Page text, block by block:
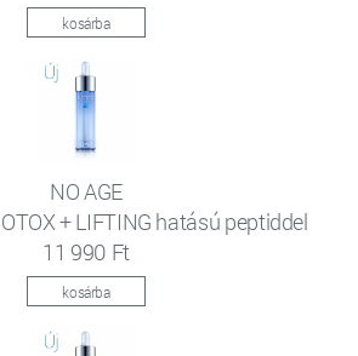
kosárba
NO AGE
+ LIFTING hatású peptiddel
11 990 Ft
kosárba